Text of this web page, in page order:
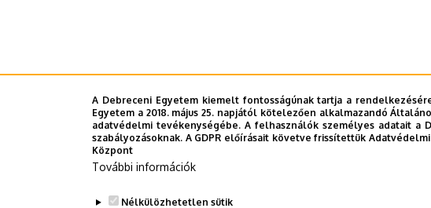
A Debreceni Egyetem kiemelt fontosságúnak tartja a
Egyetem a 2018. május 25. napjától kötelezően alkalmazandó
adatvédelmi tevékenységébe. A felhasználók személyes adatait
szabályozásoknak. A GDPR előírásait követve frissítettük
Központ
További információk
Nélkülözhetetlen sütik